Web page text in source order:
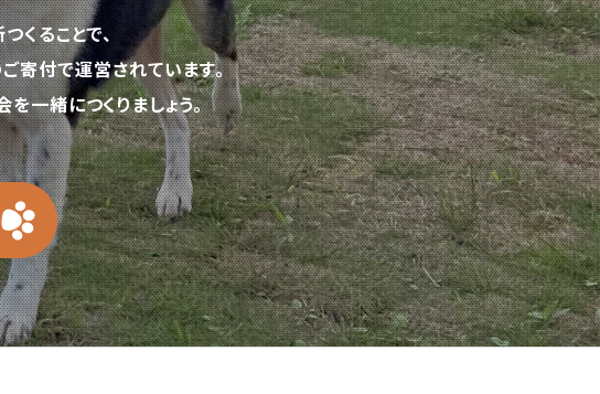
くることで、
寄付で運営されています。
一緒につくりましょう。